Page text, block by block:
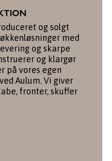
og solgt
med
og skarpe
og klargør
på vores egen
Aulum. Vi giver
fronter, skuffer